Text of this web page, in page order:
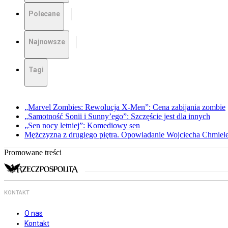
Polecane
Najnowsze
Tagi
„Marvel Zombies: Rewolucja X-Men”: Cena zabijania zombie
„Samotność Sonii i Sunny’ego”: Szczęście jest dla innych
„Sen nocy letniej”: Komediowy sen
Mężczyzna z drugiego piętra. Opowiadanie Wojciecha
Promowane treści
KONTAKT
O nas
Kontakt